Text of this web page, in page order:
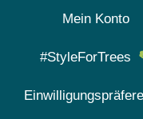
Mein Konto
#StyleForTrees